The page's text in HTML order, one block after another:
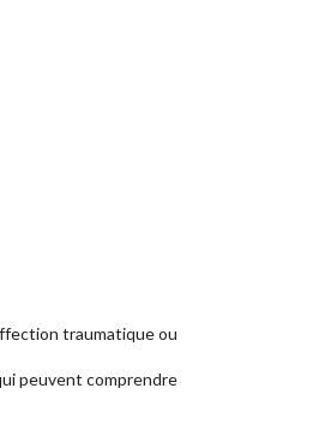
traumatique ou
peuvent comprendre